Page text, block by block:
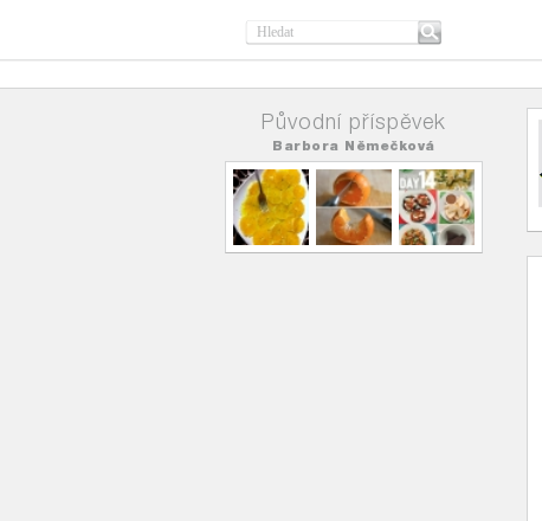
Původní příspěvek
Barbora Němečková